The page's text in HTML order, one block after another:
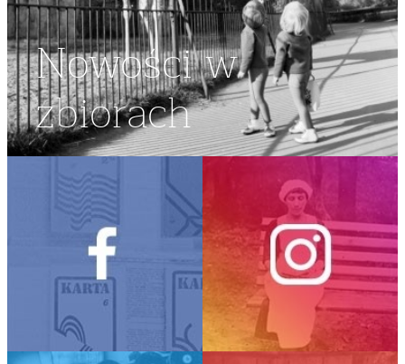
Nowości w
zbiorach